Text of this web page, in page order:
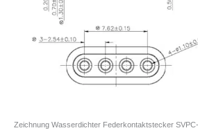
Zeichnung Wasserdichter Federkontaktstecker